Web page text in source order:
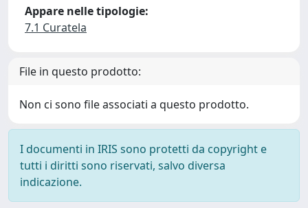
Appare nelle tipologie:
7.1 Curatela
File in questo prodotto:
Non ci sono file associati a questo prodotto.
I documenti in IRIS sono protetti da copyright e
tutti i diritti sono riservati, salvo diversa
indicazione.